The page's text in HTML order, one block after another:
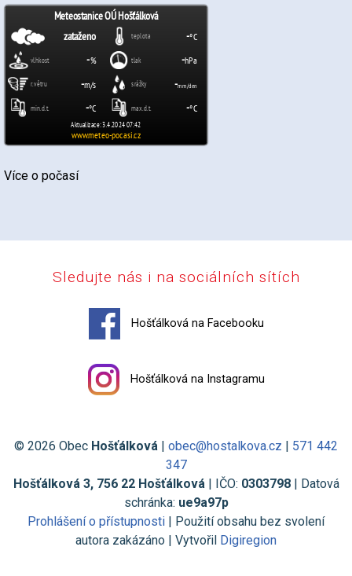
Více o počasí
Sledujte nás i na sociálních sítích
Hošťálková na Facebooku
Hošťálková na Instagramu
© 2026 Obec Hošťálková | obec@hostalkova.cz | 571 442
347
Hošťálková 3, 756 22 Hošťálková| IČO: 0303798| Datová
schránka: ue9a97p
Prohlášení o přístupnosti | Použití obsahu bez svolení
autora zakázáno | Vytvořil Digiregion